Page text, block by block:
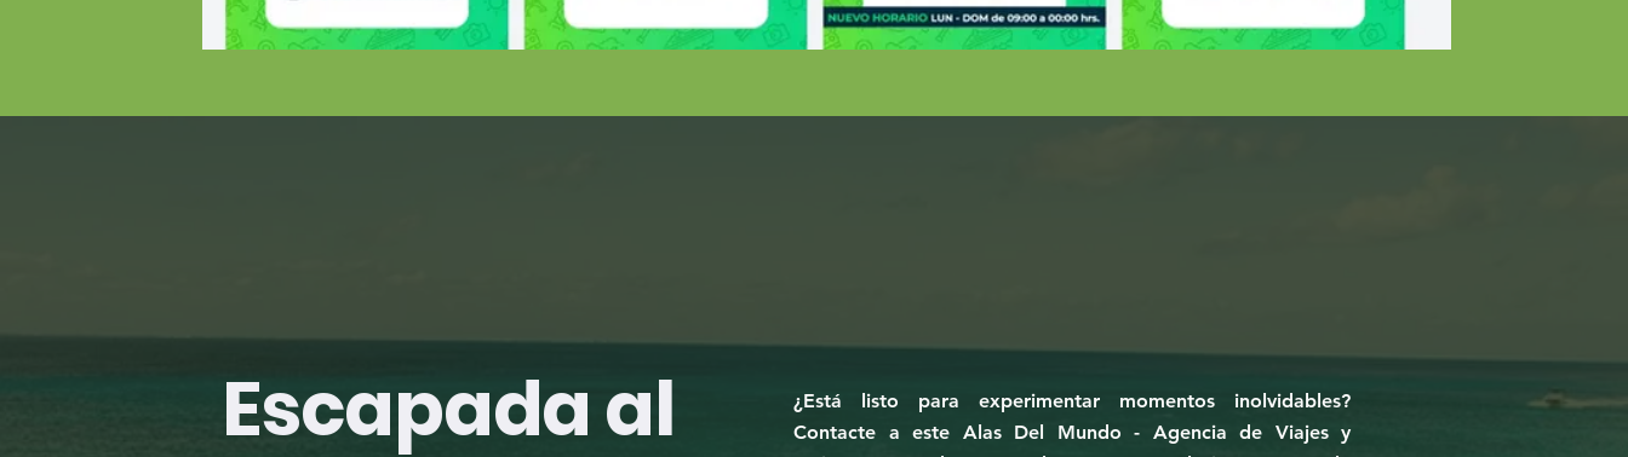
Escapada al
¿Está listo para experimentar momentos inolvidables?
Contacte a este Alas Del Mundo - Agencia de Viajes y